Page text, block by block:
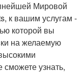
Мировой
к вашим услугам -
которой вы
на желаемую
узнать,